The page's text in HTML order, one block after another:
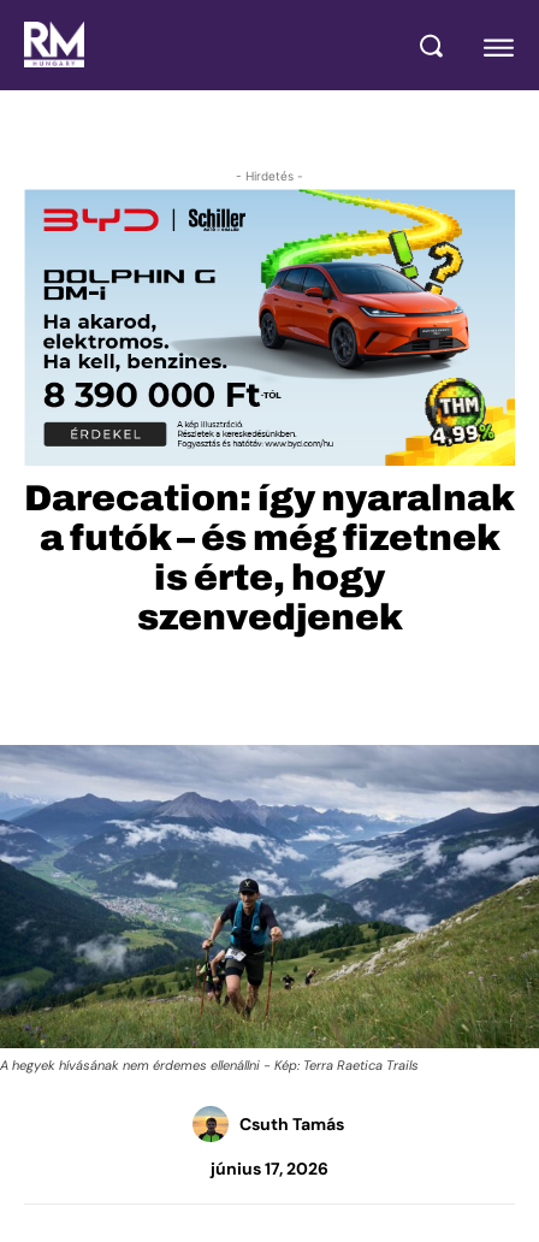
- Hirdetés -
Darecation: így nyaralnak
a futók – és még fizetnek
is érte, hogy
szenvedjenek
A hegyek hívásának nem érdemes ellenállni - Kép: Terra Raetica Trails
Csuth Tamás
június 17, 2026